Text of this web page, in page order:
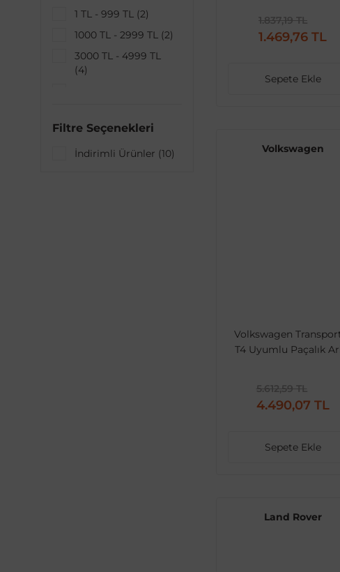
1 TL - 999 TL (2)
1000 TL - 2999 TL (2)
3000 TL - 4999 TL
(4)
Filtre Seçenekleri
İndirimli Ürünler (10)
1.837,19 TL
1.469,76 TL
Sepete Ekle
Volkswagen
Volkswagen
T4 Uyumlu Paçalık
5.612,59 TL
4.490,07 TL
Sepete Ekle
Land Rover